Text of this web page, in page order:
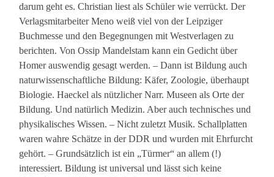
darum geht es. Christian liest als Schüler wie verrückt. Der
Verlagsmitarbeiter Meno weiß viel von der Leipziger
Buchmesse und den Begegnungen mit Westverlagen zu
berichten. Von Ossip Mandelstam kann ein Gedicht über
Homer auswendig gesagt werden. – Dann ist Bildung auch
naturwissenschaftliche Bildung: Käfer, Zoologie, überhaupt
Biologie. Haeckel als nützlicher Narr. Museen als Orte der
Bildung. Und natürlich Medizin. Aber auch technisches und
physikalisches Wissen. – Nicht zuletzt Musik. Schallplatten
waren wahre Schätze in der DDR und wurden mit Ehrfurcht
gehört. – Grundsätzlich ist ein „Türmer“ an allem (!)
interessiert. Bildung ist universal und lässt sich keine